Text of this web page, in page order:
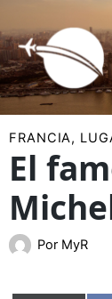
al
contenido
FRANCIA,
El
Por MyR